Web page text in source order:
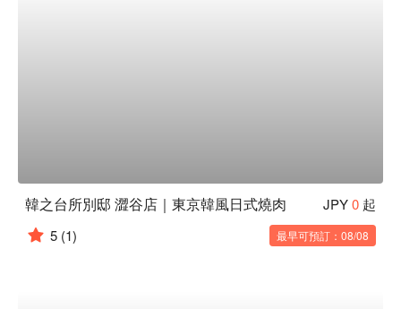
韓之台所別邸 澀谷店｜東京韓風日式燒肉 JPY0 起
5 (1) 最早可預訂：08/08